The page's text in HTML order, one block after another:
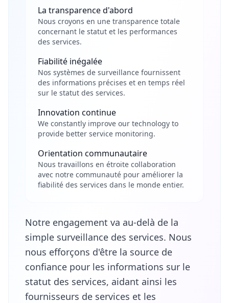
La transparence d'abord
Nous croyons en une transparence totale
concernant le statut et les performances
des services.
Fiabilité inégalée
Nos systèmes de surveillance fournissent
des informations précises et en temps réel
sur le statut des services.
Innovation continue
We constantly improve our technology to
provide better service monitoring.
Orientation communautaire
Nous travaillons en étroite collaboration
avec notre communauté pour améliorer la
fiabilité des services dans le monde entier.
Notre engagement va au-delà de la
simple surveillance des services. Nous
nous efforçons d'être la source de
confiance pour les informations sur le
statut des services, aidant ainsi les
fournisseurs de services et les